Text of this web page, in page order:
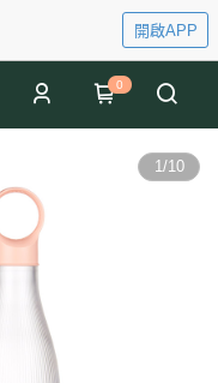
開啟APP
0
1/10